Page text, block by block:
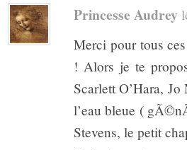
Princesse Audrey
Merci pour tous
! Alors je te
Scarlett O’Hara,
l’eau bleue (
Stevens, le petit